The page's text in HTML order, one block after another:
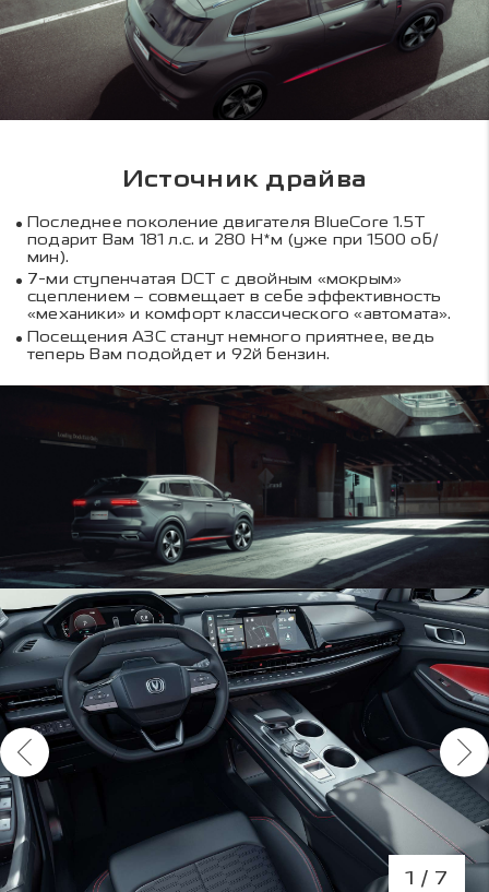
Источник драйва
Последнее поколение двигателя BlueCore 1.5T
подарит Вам 181 л.с. и 280 Н*м (уже при 1500 об/
мин).
7-ми ступенчатая DCT с двойным «мокрым»
сцеплением – совмещает в себе эффективность
«механики» и комфорт классического «автомата».
Посещения АЗС станут немного приятнее, ведь
теперь Вам подойдет и 92й бензин.
1 / 7